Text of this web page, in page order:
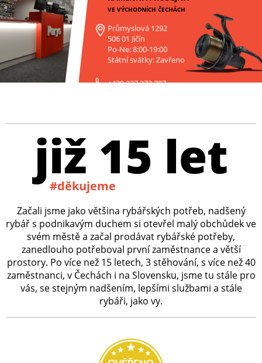
VE VÝCHODNÍCH ČECHÁCH
Průmyslová 1292
506 01 Jičín
Po-Ne: 8:00-19:00
Státní svátky: Zavřeno
+420 227 272 797
již 15 let
#děkujeme
Začali jsme jako většina rybářských potřeb, nadšený
rybář s podnikavým duchem si otevřel malý obchůdek ve
svém městě a začal prodávat rybářské potřeby,
zanedlouho potřeboval první zaměstnance a větší
prostory. Po více než 15 letech, 3 stěhování, s více než 40
zaměstnanci, v Čechách i na Slovensku, jsme tu stále pro
vás, se stejným nadšením, lepšími službami a stále
rybáři, jako vy.